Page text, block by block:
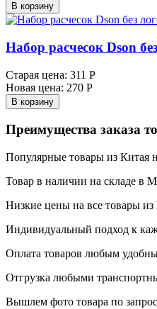
В корзину
Набор расчесок Dson
Старая цена: 311 Р
Новая цена: 270 Р
В корзину
Преимущества заказа
Популярные товары из Китая
Товар в наличии на складе в
Низкие цены на все товары из
Индивидуальный подход к
Оплата товаров любым
Отгрузка любыми
Вышлем фото товара по